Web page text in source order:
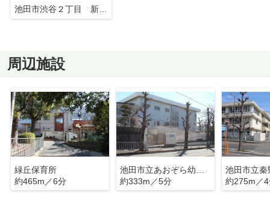
池田市渋谷２丁目 新築戸建
周辺施設
緑丘保育所
約465m／6分
約333m／5分
池田市立秦
約275m／